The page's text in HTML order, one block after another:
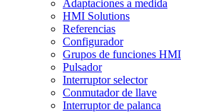
Adaptaciones a medida
HMI Solutions
Referencias
Configurador
Grupos de funciones HMI
Pulsador
Interruptor selector
Conmutador de llave
Interruptor de palanca